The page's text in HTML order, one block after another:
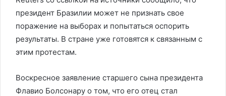
президент Бразилии может не признать свое
поражение на выборах и попытаться оспорить
результаты. В стране уже готовятся к связанным с
этим протестам.
Воскресное заявление старшего сына президента
Флавио Болсонару о том, что его отец стал